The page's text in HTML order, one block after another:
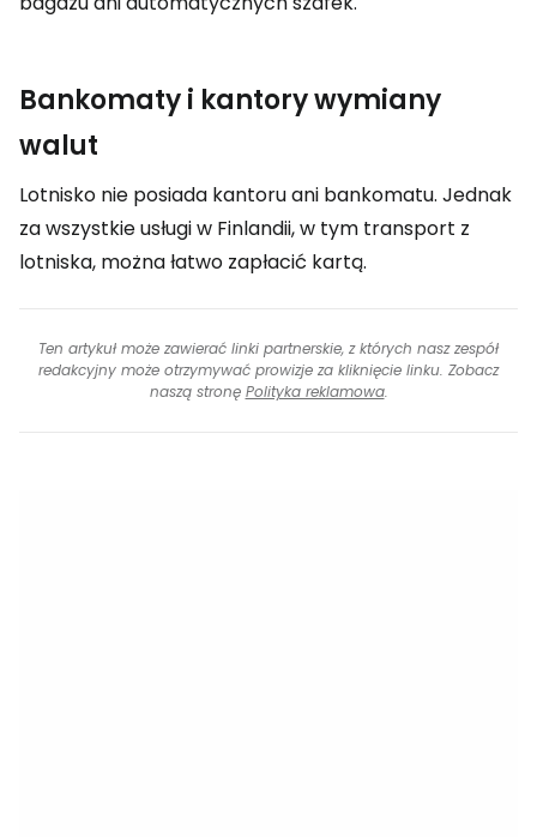
Bankomaty i kantory wymiany
walut
Lotnisko nie posiada kantoru ani bankomatu. Jednak
za wszystkie usługi w Finlandii, w tym transport z
lotniska, można łatwo zapłacić kartą.
Ten artykuł może zawierać linki partnerskie, z których nasz zespół
redakcyjny może otrzymywać prowizje za kliknięcie linku. Zobacz
naszą stronę Polityka reklamowa.